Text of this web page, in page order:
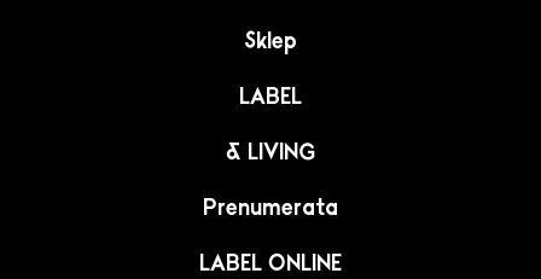
Sklep
LABEL
& LIVING
Prenumerata
LABEL ONLINE